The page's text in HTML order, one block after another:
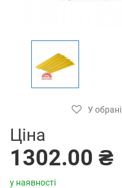
У обрані
Ціна
1302.00 ₴
у наявності